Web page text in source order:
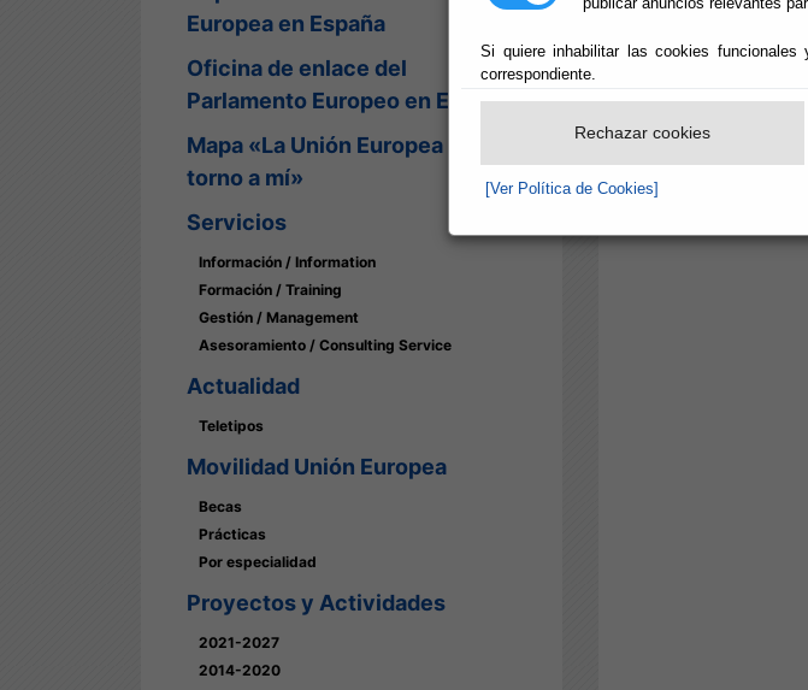
Si quiere inhabilitar las cookies
correspondiente.
Rechazar cookies
[Ver Política de Cookies]
Europea en España
Oficina de enlace del
Parlamento Europeo en España
Mapa «La Unión Europea en
torno a mí»
Servicios
Información / Information
Formación / Training
Gestión / Management
Asesoramiento / Consulting Service
Actualidad
Teletipos
Movilidad Unión Europea
Becas
Prácticas
Por especialidad
Proyectos y Actividades
2021-2027
2014-2020